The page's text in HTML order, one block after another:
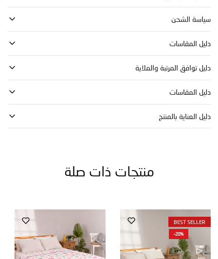
الشحن
المقاسات
المرتبة والملاية
المقاسات
بالمنتج
منتجات ذات صلة
BEST